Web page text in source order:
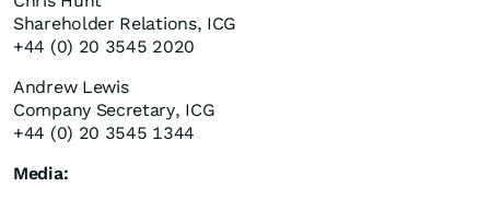
Shareholder Relations, ICG
+44 (0) 20 3545 2020
Andrew Lewis
Company Secretary, ICG
+44 (0) 20 3545 1344
Media: